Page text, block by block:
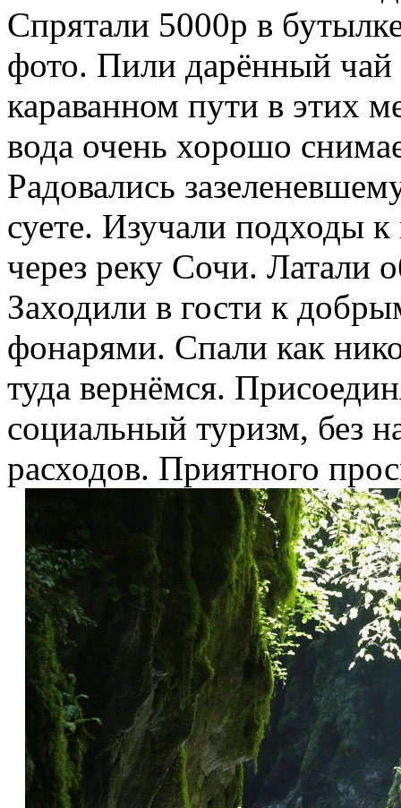
Спрятали 5000р в
фото. Пили дарённый
караванном пути в этих
вода очень хорошо
Радовались
суете. Изучали подходы
через реку Сочи. Латали
Заходили в гости к
фонарями. Спали как
туда вернёмся.
социальный туризм, без
расходов. Приятного